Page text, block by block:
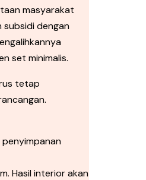
masyarakat
dengan
set minimalis.
tetap
Hasil interior akan